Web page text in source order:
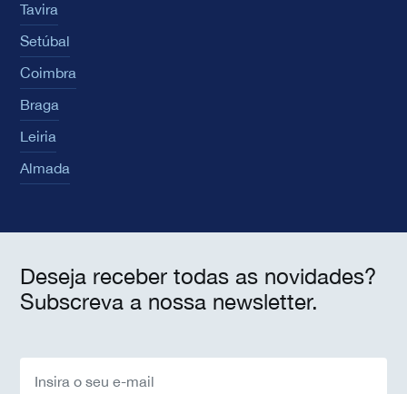
Tavira
Setúbal
Coimbra
Braga
Leiria
Almada
Deseja receber todas as novidades?
Subscreva a nossa newsletter.